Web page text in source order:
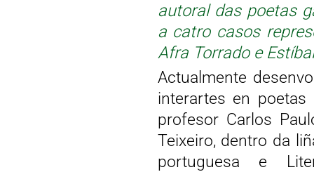
autoral das poetas
a catro casos
Afra Torrado e
Actualmente
interartes en poetas
profesor Carlos
Teixeiro, dentro da
portuguesa e